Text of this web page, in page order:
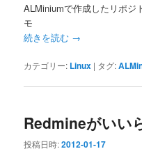
ALMiniumで作成したリポジ
モ
続きを読む →
カテゴリー: Linux | タグ:
Redmineがいい
投稿日時:2012-01-17